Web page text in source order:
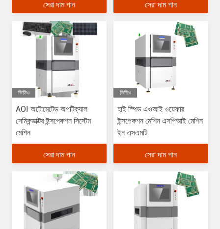
সেরা দাম পান সেরা দাম পান
ভিডিও
AOI অটোমেটেড অপটিক্যাল
সেমিকন্ডাক্টর ইন্সপেকশন সিস্টেম
মেশিন
সেরা দাম পান
ভিডিও
হাই স্পিড এওআই ওয়েফার
ইন্সপেকশন মেশিন এসপিআই মেশিন
ইন এসএমটি
সেরা দাম পান